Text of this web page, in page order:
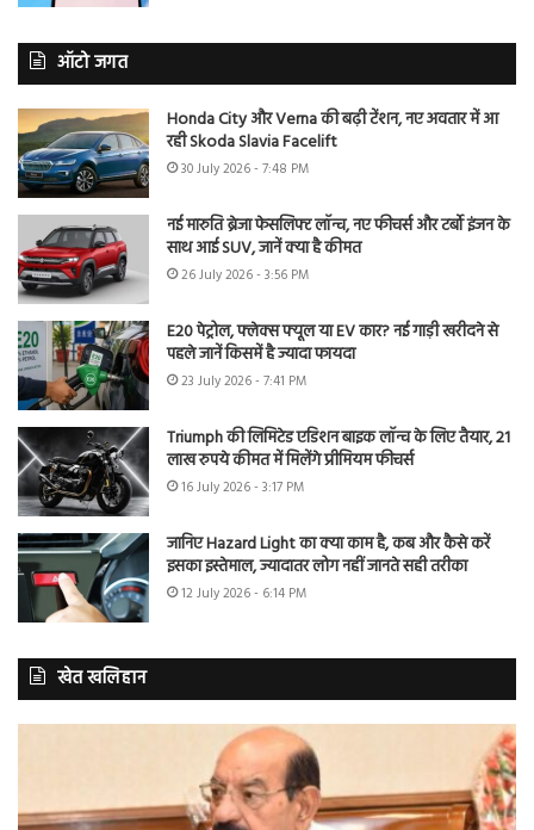
ऑटो जगत
Honda City और Verna की बढ़ी टेंशन, नए अवतार में आ
रही Skoda Slavia Facelift
30 July 2026 - 7:48 PM
नई मारुति ब्रेजा फेसलिफ्ट लॉन्च, नए फीचर्स और टर्बो इंजन के
साथ आई SUV, जानें क्या है कीमत
26 July 2026 - 3:56 PM
E20 पेट्रोल, फ्लेक्स फ्यूल या EV कार? नई गाड़ी खरीदने से
पहले जानें किसमें है ज्यादा फायदा
23 July 2026 - 7:41 PM
Triumph की लिमिटेड एडिशन बाइक लॉन्च के लिए तैयार, 21
लाख रुपये कीमत में मिलेंगे प्रीमियम फीचर्स
16 July 2026 - 3:17 PM
जानिए Hazard Light का क्या काम है, कब और कैसे करें
इसका इस्तेमाल, ज्यादातर लोग नहीं जानते सही तरीका
12 July 2026 - 6:14 PM
खेत खलिहान